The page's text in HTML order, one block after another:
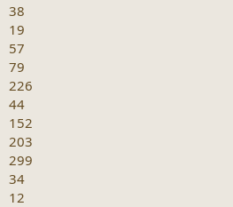
38
19
57
79
226
44
152
203
299
34
12